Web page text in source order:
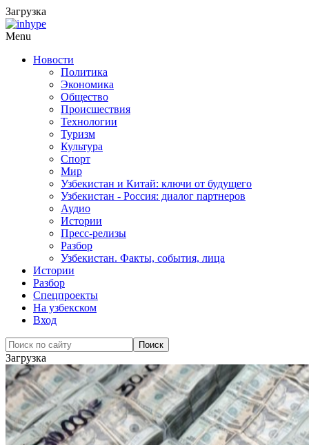
Загрузка
Menu
Новости
Политика
Экономика
Общество
Происшествия
Технологии
Туризм
Культура
Спорт
Мир
Узбекистан и Китай: ключи от будущего
Узбекистан - Россия: диалог партнеров
Аудио
Истории
Пресс-релизы
Разбор
Узбекистан. Факты, события, лица
Истории
Разбор
Спецпроекты
На узбекском
Вход
Загрузка